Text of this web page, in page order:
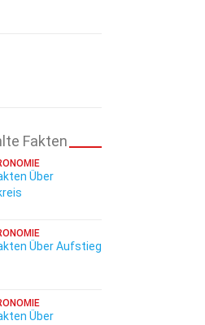
Fakten
Über
Über Aufstieg
Über